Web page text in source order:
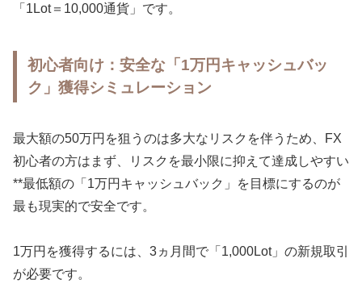
「1Lot＝10,000通貨」です。
初心者向け：安全な「1万円キャッシュバッ
ク」獲得シミュレーション
最大額の50万円を狙うのは多大なリスクを伴うため、FX
初心者の方はまず、リスクを最小限に抑えて達成しやすい
**最低額の「1万円キャッシュバック」を目標にするのが
最も現実的で安全です。
1万円を獲得するには、3ヵ月間で「1,000Lot」の新規取引
が必要です。